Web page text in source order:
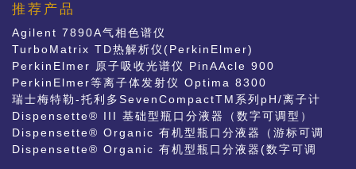
推荐产品
Agilent 7890A气相色谱仪
TurboMatrix TD热解析仪(PerkinElmer)
PerkinElmer 原子吸收光谱仪 PinAAcle 900
PerkinElmer等离子体发射仪 Optima 8300
瑞士梅特勒-托利多SevenCompactTM系列pH/离子计
S220和电导率仪S230
Dispensette® III 基础型瓶口分液器（数字可调型）
Dispensette® Organic 有机型瓶口分液器（游标可调
型）
Dispensette® Organic 有机型瓶口分液器(数字可调